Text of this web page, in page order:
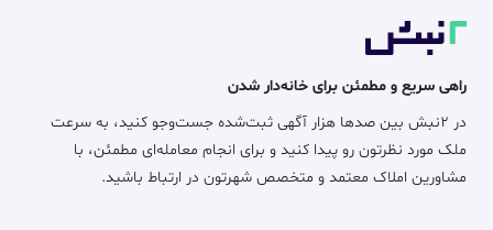
راهی سریع و مطمئن برای خانه‌دار شدن
در ۲نبش بین صدها هزار آگهی ثبت‌شده جست‌وجو کنید، به سرعت
ملک مورد نظرتون رو پیدا کنید و برای انجام معامله‌ای مطمئن، با
مشاورین املاک معتمد و متخصص شهرتون در ارتباط باشید.